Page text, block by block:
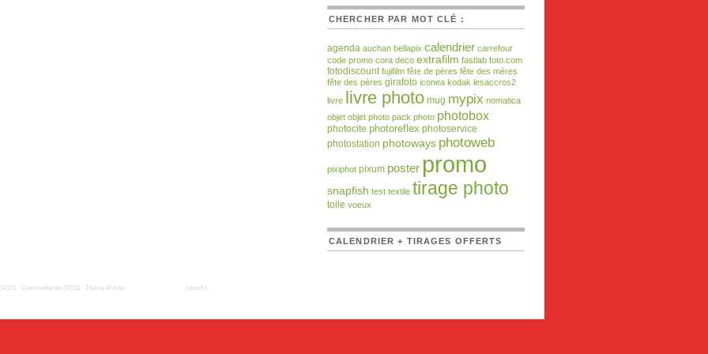
CHERCHER PAR MOT CLÉ :
agenda auchan bellapix calendrier carrefour
code promo cora deco extrafilm fastlab foto.com
fotodiscount fujifilm fête de pères fête des mères
fête des pères girafoto iconea kodak lesaccros2
livre livre photo mug mypix nomatica
objet objet photo pack photo photobox
photocite photoreflex photoservice
photostation photoways photoweb
pixiphot pixum poster promo
snapfish test textile tirage photo
toile voeux
CALENDRIER + TIRAGES OFFERTS
Commentaires (RSS) Thème Mimbo (niss.fr)